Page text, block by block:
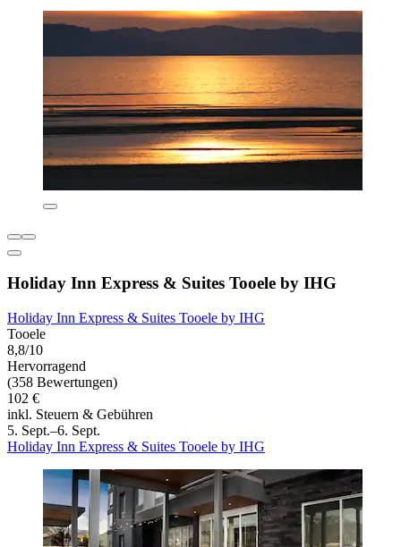
Holiday Inn Express & Suites Tooele by IHG
Holiday Inn Express & Suites Tooele by IHG
Tooele
8,8/10
Hervorragend
(358 Bewertungen)
102 €
inkl. Steuern & Gebühren
5. Sept.–6. Sept.
Holiday Inn Express & Suites Tooele by IHG